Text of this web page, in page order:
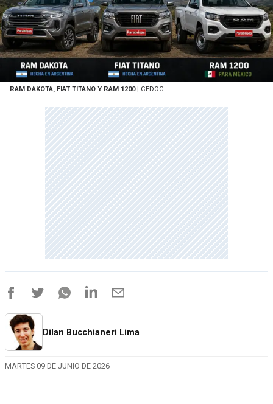
RAM DAKOTA, FIAT TITANO Y RAM 1200| CEDOC
Dilan Bucchianeri Lima
MARTES 09 DE JUNIO DE 2026